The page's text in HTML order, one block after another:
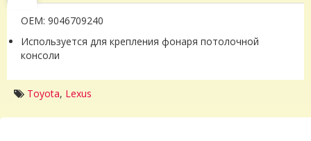
OEM: 9046709240
Используется для крепления фонаря потолочной
консоли
Toyota, Lexus